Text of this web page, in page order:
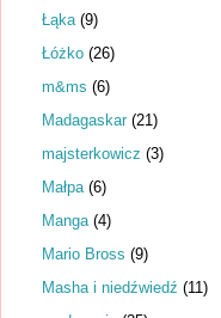
Łąka (9)
Łóżko (26)
m&ms (6)
Madagaskar (21)
majsterkowicz (3)
Małpa (6)
Manga (4)
Mario Bross (9)
Masha i niedźwiedź (11)